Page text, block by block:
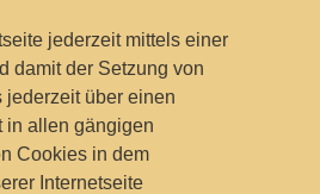
jederzeit mittels einer
damit der Setzung von
jederzeit über einen
in allen gängigen
Cookies in dem
Internetseite